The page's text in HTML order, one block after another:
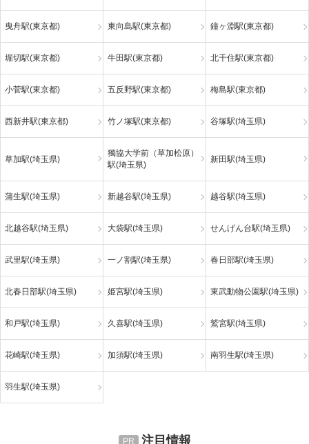
曳舟駅(東京都) 東向島駅(東京都) 鐘ヶ淵駅(東京都)
堀切駅(東京都) 牛田駅(東京都) 北千住駅(東京都)
小菅駅(東京都) 五反野駅(東京都) 梅島駅(東京都)
西新井駅(東京都) 竹ノ塚駅(東京都) 谷塚駅(埼玉県)
草加駅(埼玉県)
獨協大学前（草加松原）
駅(埼玉県)
新田駅(埼玉県)
蒲生駅(埼玉県) 新越谷駅(埼玉県) 越谷駅(埼玉県)
北越谷駅(埼玉県) 大袋駅(埼玉県) せんげん台駅(埼玉県)
武里駅(埼玉県) 一ノ割駅(埼玉県) 春日部駅(埼玉県)
北春日部駅(埼玉県) 姫宮駅(埼玉県) 東武動物公園駅(埼玉県)
和戸駅(埼玉県) 久喜駅(埼玉県) 鷲宮駅(埼玉県)
花崎駅(埼玉県) 加須駅(埼玉県) 南羽生駅(埼玉県)
羽生駅(埼玉県)
注目情報